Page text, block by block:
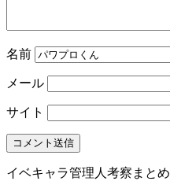
名前
メール
サイト
イベキャラ管理人考察まとめ